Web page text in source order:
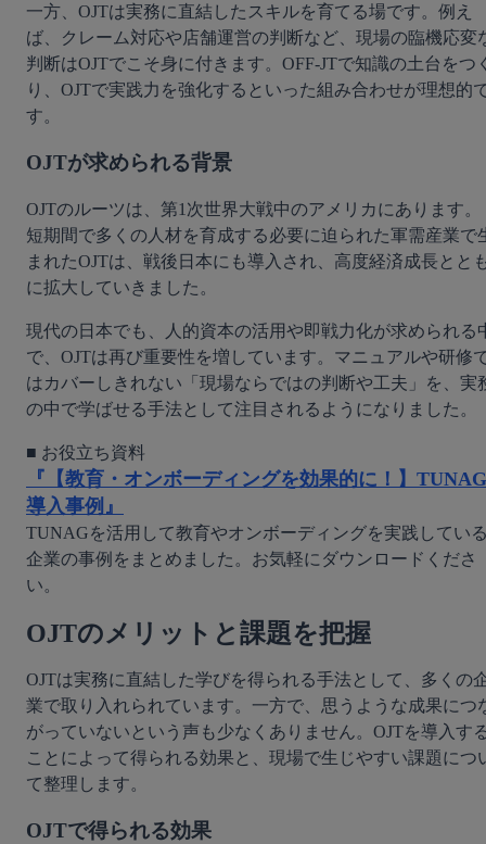
一方、OJTは実務に直結したスキルを育てる場です。例え
ば、クレーム対応や店舗運営の判断など、現場の臨機応変
判断はOJTでこそ身に付きます。OFF-JTで知識の土台をつ
り、OJTで実践力を強化するといった組み合わせが理想的
す。
OJTが求められる背景
OJTのルーツは、第1次世界大戦中のアメリカにあります。
短期間で多くの人材を育成する必要に迫られた軍需産業で
まれたOJTは、戦後日本にも導入され、高度経済成長とと
に拡大していきました。
現代の日本でも、人的資本の活用や即戦力化が求められる
で、OJTは再び重要性を増しています。マニュアルや研修
はカバーしきれない「現場ならではの判断や工夫」を、実
の中で学ばせる手法として注目されるようになりました。
『【教育・オンボーディングを効果的に！】TUNAG
導入事例』
TUNAGを活用して教育やオンボーディングを実践してい
企業の事例をまとめました。お気軽にダウンロードくださ
い。
OJTのメリットと課題を把握
OJTは実務に直結した学びを得られる手法として、多くの
業で取り入れられています。一方で、思うような成果につ
がっていないという声も少なくありません。OJTを導入す
ことによって得られる効果と、現場で生じやすい課題につ
て整理します。
OJTで得られる効果